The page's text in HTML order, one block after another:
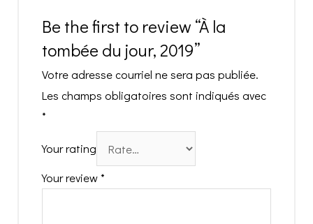
Be the first to review “À la
tombée du jour, 2019”
Votre adresse courriel ne sera pas publiée.
Les champs obligatoires sont indiqués avec
*
Your rating
Your review*